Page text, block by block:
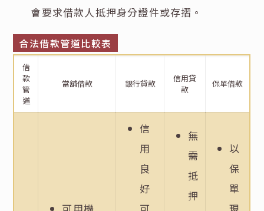
會要求借款人抵押身分證件或存摺。
合法借款管道比較表
借
款
管
道
當舖借款 銀行貸款
信用貸
款
保單借款
信
用
良
好
無
需
抵
押
以
保
單